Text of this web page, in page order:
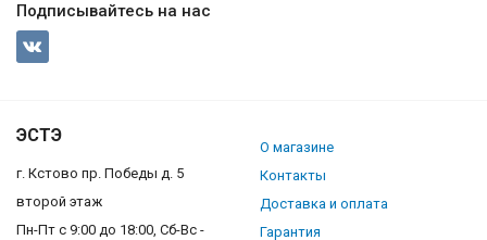
Подписывайтесь на нас
ЭСТЭ
г. Кстово пр. Победы д. 5
второй этаж
Пн-Пт с 9:00 до 18:00, Сб-Вс -
О магазине
Контакты
Доставка и оплата
Гарантия